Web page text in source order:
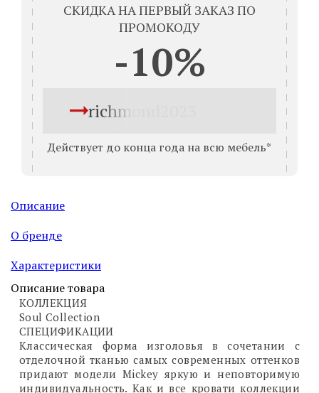
СКИДКА НА ПЕРВЫЙ ЗАКАЗ ПО
ПРОМОКОДУ
-10%
richmond2023
Действует до конца года на всю мебель*
Описание
О бренде
Характеристики
Описание товара
КОЛЛЕКЦИЯ
Soul Collection
СПЕЦИФИКАЦИИ
Классическая форма изголовья в сочетании с
отделочной тканью самых современных оттенков
придают модели Mickey яркую и неповторимую
индивидуальность. Как и все кровати коллекции